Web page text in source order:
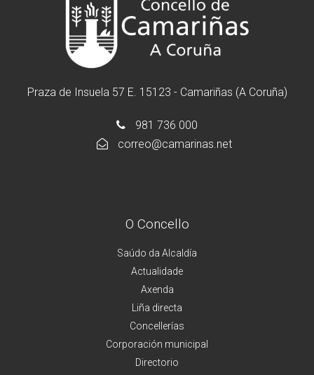
Praza de Insuela 57 E. 15123 - Camariñas (A Coruña)
981 736 000
correo@camarinas.net
O Concello
Saúdo da Alcaldía
Actualidade
Axenda
Liña directa
Concellerías
Corporación municipal
Directorio